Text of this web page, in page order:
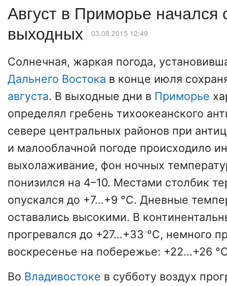
Август в Приморье начался
выходных
03.08.2015 12:49
Солнечная, жаркая погода,
Дальнего Востока в конце июля
августа. В выходные дни в Приморье
определял гребень тихоокеанского
севере центральных районов при
и малооблачной погоде происходило
выхолаживание, фон ночных
понизился на 4–10. Местами столбик
опускался до +7…+9 °C. Дневные
оставались высокими. В
прогревался до +27…+33 °C, немного
воскресенье на побережье: +22…+26
Во Владивостоке в субботу воздух